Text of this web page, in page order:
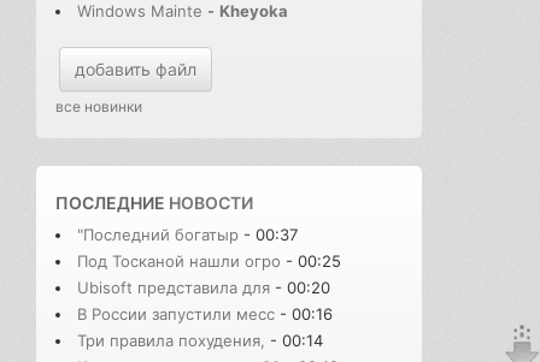
Windows Mainte - Kheyoka
добавить файл
все новинки
ПОСЛЕДНИЕ НОВОСТИ
"Последний богатыр - 00:37
Под Тосканой нашли огро - 00:25
Ubisoft представила для - 00:20
В России запустили месс - 00:16
Три правила похудения, - 00:14